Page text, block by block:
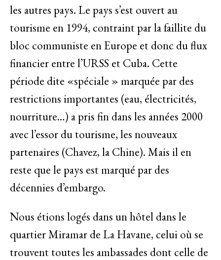
les autres pays. Le pays s’est ouvert au
tourisme en 1994, contraint par la faillite du
bloc communiste en Europe et donc du flux
financier entre l’URSS et Cuba. Cette
période dite «spéciale » marquée par des
restrictions importantes (eau, électricités,
nourriture…) a pris fin dans les années 2000
avec l’essor du tourisme, les nouveaux
partenaires (Chavez, la Chine). Mais il en
reste que le pays est marqué par des
décennies d’embargo.
Nous étions logés dans un hôtel dans le
quartier Miramar de La Havane, celui où se
trouvent toutes les ambassades dont celle de